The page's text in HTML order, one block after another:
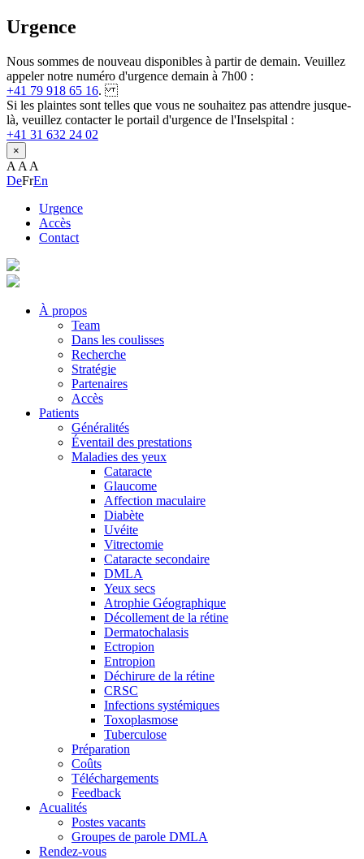
Urgence
Nous sommes de nouveau disponibles à partir de demain. Veuillez
appeler notre numéro d'urgence demain à 7h00 :
+41 79 918 65 16.
Si les plaintes sont telles que vous ne souhaitez pas attendre jusque-
là, veuillez contacter le portail d'urgence de l'Inselspital :
+41 31 632 24 02
×
A A A
DeFrEn
Urgence
Accès
Contact
À propos
Team
Dans les coulisses
Recherche
Stratégie
Partenaires
Accès
Patients
Généralités
Éventail des prestations
Maladies des yeux
Cataracte
Glaucome
Affection maculaire
Diabète
Uvéite
Vitrectomie
Cataracte secondaire
DMLA
Yeux secs
Atrophie Géographique
Décollement de la rétine
Dermatochalasis
Ectropion
Entropion
Déchirure de la rétine
CRSC
Infections systémiques
Toxoplasmose
Tuberculose
Préparation
Coûts
Téléchargements
Feedback
Acualités
Postes vacants
Groupes de parole DMLA
Rendez-vous